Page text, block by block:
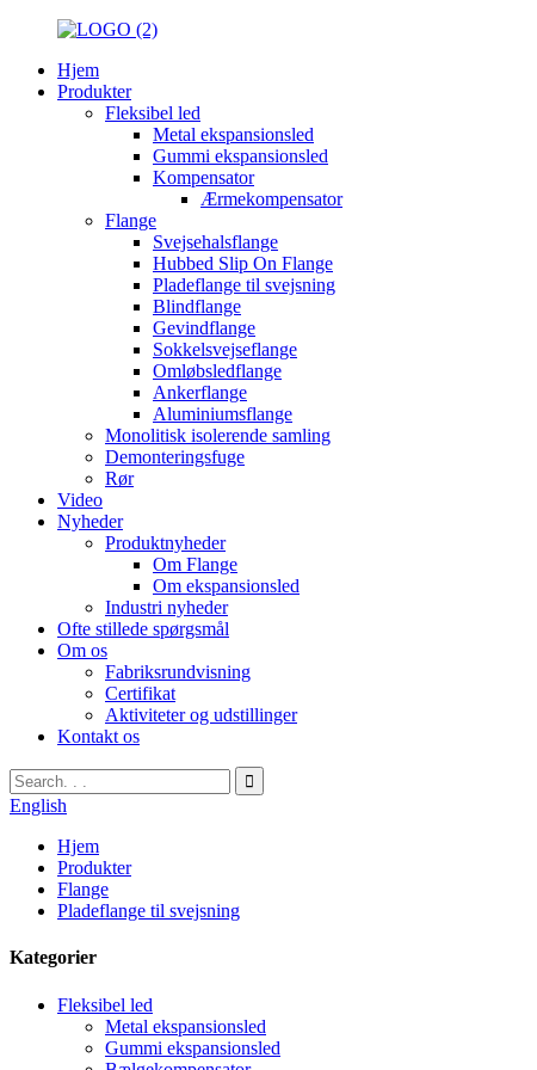
Hjem
Produkter
Fleksibel led
Metal ekspansionsled
Gummi ekspansionsled
Kompensator
Ærmekompensator
Flange
Svejsehalsflange
Hubbed Slip On Flange
Pladeflange til svejsning
Blindflange
Gevindflange
Sokkelsvejseflange
Omløbsledflange
Ankerflange
Aluminiumsflange
Monolitisk isolerende samling
Demonteringsfuge
Rør
Video
Nyheder
Produktnyheder
Om Flange
Om ekspansionsled
Industri nyheder
Ofte stillede spørgsmål
Om os
Fabriksrundvisning
Certifikat
Aktiviteter og udstillinger
Kontakt os
English
Hjem
Produkter
Flange
Pladeflange til svejsning
Kategorier
Fleksibel led
Metal ekspansionsled
Gummi ekspansionsled